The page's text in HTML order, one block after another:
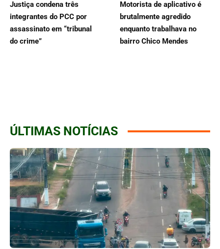
Justiça condena três
integrantes do PCC por
assassinato em “tribunal
do crime”
Motorista de aplicativo é
brutalmente agredido
enquanto trabalhava no
bairro Chico Mendes
ÚLTIMAS NOTÍCIAS